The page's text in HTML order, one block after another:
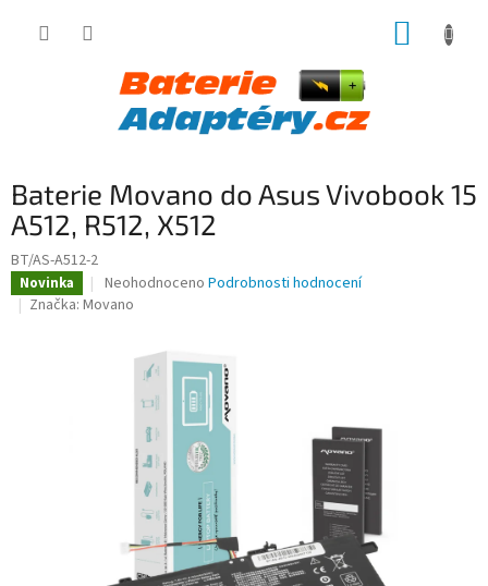
Baterie Movano do Asus Vivobook 15
A512, R512, X512
BT/AS-A512-2
Novinka
Průměrné
hodnocení
hvězdiček.
Neohodnoceno Podrobnosti hodnocení
Značka: Movano